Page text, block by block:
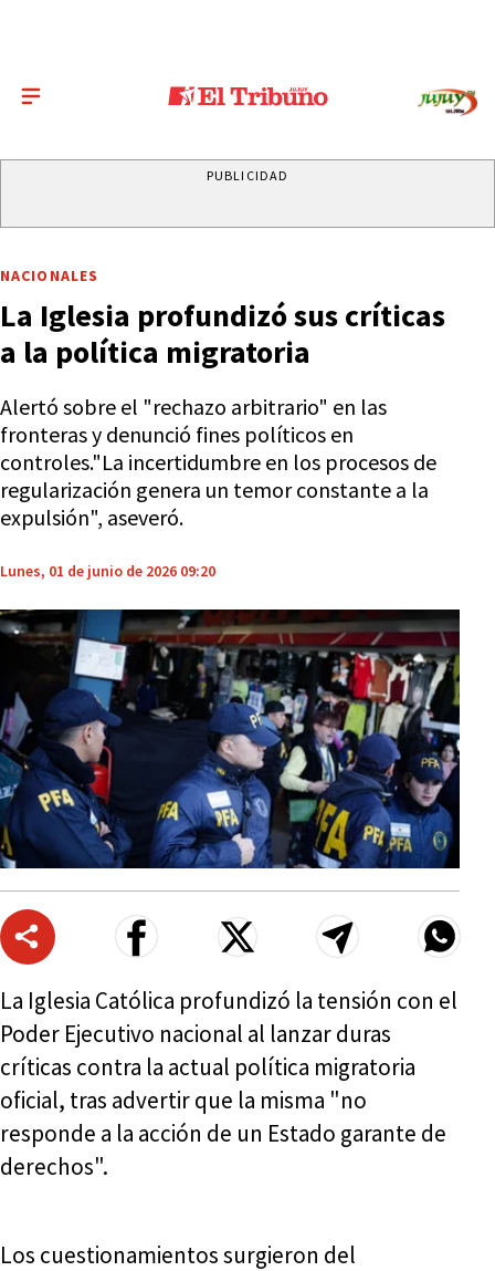
PUBLICIDAD
NACIONALES
La Iglesia profundizó sus críticas
a la política migratoria
Alertó sobre el "rechazo arbitrario" en las
fronteras y denunció fines políticos en
controles."La incertidumbre en los procesos de
regularización genera un temor constante a la
expulsión", aseveró.
Lunes, 01 de junio de 2026 09:20
La Iglesia Católica profundizó la tensión con el
Poder Ejecutivo nacional al lanzar duras
críticas contra la actual política migratoria
oficial, tras advertir que la misma "no
responde a la acción de un Estado garante de
derechos".
Los cuestionamientos surgieron del